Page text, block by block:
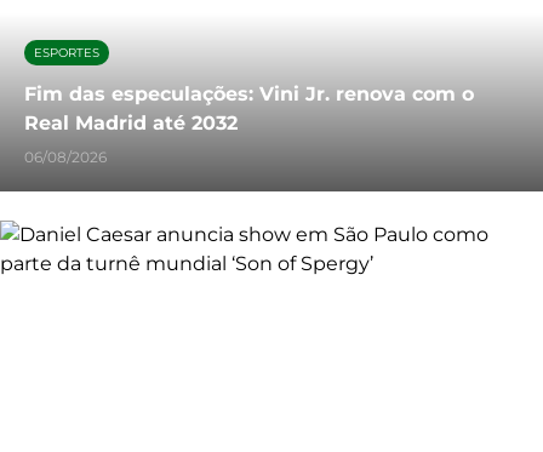
ESPORTES
Fim das especulações: Vini Jr. renova com o
Real Madrid até 2032
06/08/2026